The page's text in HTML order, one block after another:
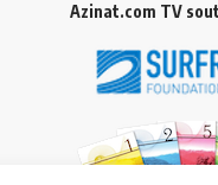
Azinat.com TV